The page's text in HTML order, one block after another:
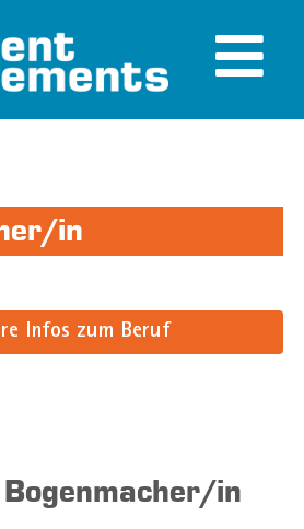
in
Infos zum Beruf
in